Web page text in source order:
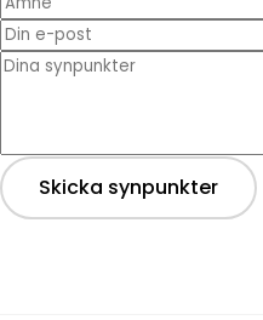
Din e-post
* Dina synpunkter
Skicka synpunkter